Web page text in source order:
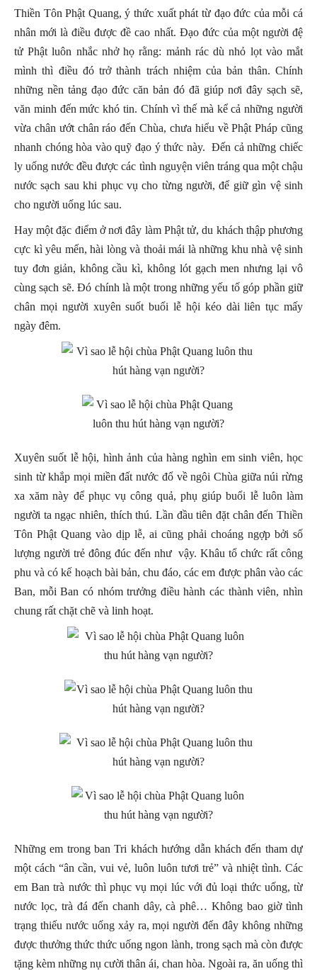
Thiền Tôn Phật Quang, ý thức xuất phát từ đạo đức của mỗi cá
nhân mới là điều được đề cao nhất. Đạo đức của một người đệ
tử Phật luôn nhắc nhở họ rằng: mảnh rác dù nhỏ lọt vào mắt
mình thì điều đó trở thành trách nhiệm của bản thân. Chính
những nền tảng đạo đức căn bản đó đã giúp nơi đây sạch sẽ,
văn minh đến mức khó tin. Chính vì thế mà kể cả những người
vừa chân ướt chân ráo đến Chùa, chưa hiểu về Phật Pháp cũng
nhanh chóng hòa vào quỹ đạo ý thức này. Đến cả những chiếc
ly uống nước đều được các tình nguyện viên tráng qua một chậu
nước sạch sau khi phục vụ cho từng người, để giữ gìn vệ sinh
cho người uống lúc sau.
Hay một đặc điểm ở nơi đây làm Phật tử, du khách thập phương
cực kì yêu mến, hài lòng và thoải mái là những khu nhà vệ sinh
tuy đơn giản, không cầu kì, không lót gạch men nhưng lại vô
cùng sạch sẽ. Đó chính là một trong những yếu tố góp phần giữ
chân mọi người xuyên suốt buổi lễ hội kéo dài liên tục mấy
ngày đêm.
Xuyên suốt lễ hội, hình ảnh của hàng nghìn em sinh viên, học
sinh từ khắp mọi miền đất nước đổ về ngôi Chùa giữa núi rừng
xa xăm này để phục vụ công quả, phụ giúp buổi lễ luôn làm
người ta ngạc nhiên, thích thú. Lần đầu tiên đặt chân đến Thiền
Tôn Phật Quang vào dịp lễ, ai cũng phải choáng ngợp bởi số
lượng người trẻ đông đúc đến như vậy. Khâu tổ chức rất công
phu và có kế hoạch bài bản, chu đáo, các em được phân vào các
Ban, mỗi Ban có nhóm trưởng điều hành các thành viên, nhìn
chung rất chặt chẽ và linh hoạt.
Những em trong ban Tri khách hướng dẫn khách đến tham dự
một cách “ân cần, vui vẻ, luôn luôn tươi trẻ” và nhiệt tình. Các
em Ban trà nước thì phục vụ mọi lúc với đủ loại thức uống, từ
nước lọc, trà đá đến chanh dây, cà phê… Không bao giờ tình
trạng thiếu nước uống xảy ra, mọi người đến đây không những
được thưởng thức thức uống ngon lành, trong sạch mà còn được
tặng kèm những nụ cười thân ái, chan hòa. Ngoài ra, ăn uống thì